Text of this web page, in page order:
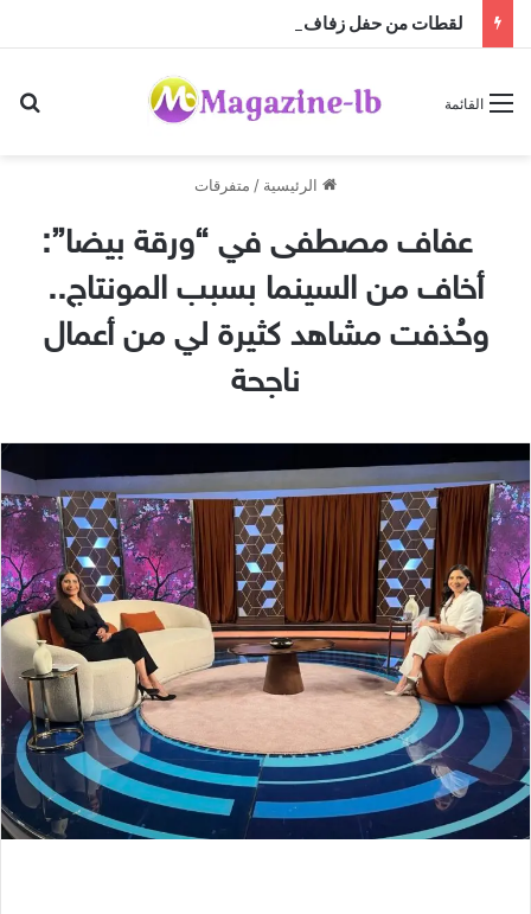
لقطات من حفل زفاف نجل الإعلامية رابعة الزيات
القائمة
الرئيسية / متفرقات
عفاف مصطفى في “ورقة بيضا”:
أخاف من السينما بسبب المونتاج..
وحُذفت مشاهد كثيرة لي من أعمال
ناجحة